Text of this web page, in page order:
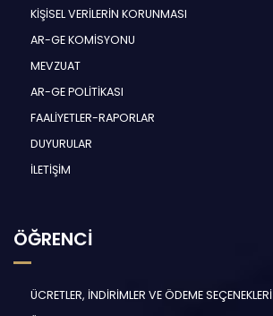
KİŞİSEL VERİLERİN KORUNMASI
AR-GE KOMİSYONU
MEVZUAT
AR-GE POLİTİKASI
FAALİYETLER-RAPORLAR
DUYURULAR
İLETİŞİM
ÖĞRENCİ
ÜCRETLER, İNDİRİMLER VE ÖDEME SEÇENEKLERİ